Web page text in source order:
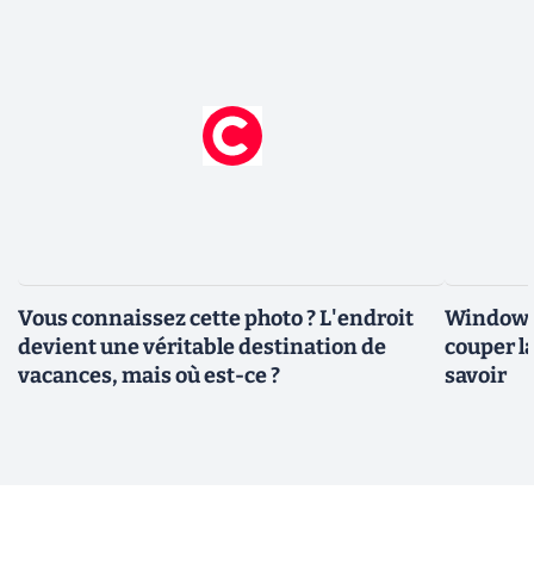
Vous connaissez cette photo ? L'endroit
devient une véritable destination de
vacances, mais où est-ce ?
couper
savoir